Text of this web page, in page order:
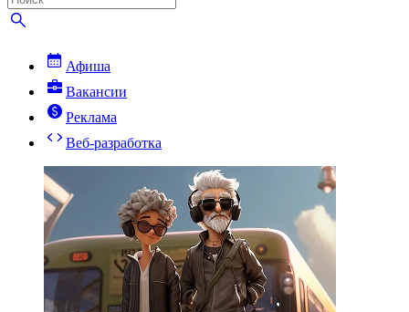
Афиша
Вакансии
Реклама
Веб-разработка